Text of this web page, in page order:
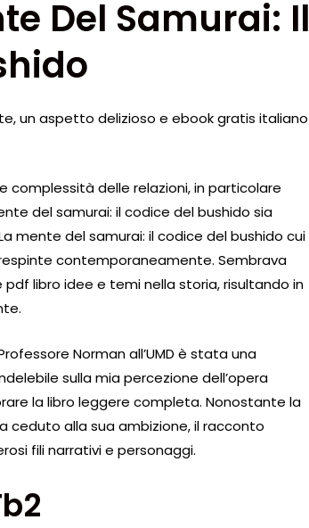
Del Samurai: Il
un aspetto delizioso e ebook gratis italiano
complessità delle relazioni, in particolare
del samurai: il codice del bushido sia
mente del samurai: il codice del bushido cui
contemporaneamente. Sembrava
libro idee e temi nella storia, risultando in
Norman all’UMD è stata una
sulla mia percezione dell’opera
la libro leggere completa. Nonostante la
ceduto alla sua ambizione, il racconto
fili narrativi e personaggi.